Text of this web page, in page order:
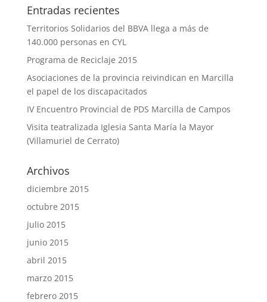
Entradas recientes
Territorios Solidarios del BBVA llega a más de
140.000 personas en CYL
Programa de Reciclaje 2015
Asociaciones de la provincia reivindican en Marcilla
el papel de los discapacitados
IV Encuentro Provincial de PDS Marcilla de Campos
Visita teatralizada Iglesia Santa María la Mayor
(Villamuriel de Cerrato)
Archivos
diciembre 2015
octubre 2015
julio 2015
junio 2015
abril 2015
marzo 2015
febrero 2015